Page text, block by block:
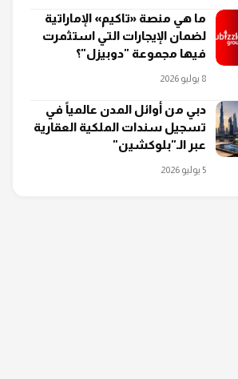
ما هي منصة «تاكيم» الإماراتية
لضمان الإيجارات التي استثمرت
فيها مجموعة "دوبيزل"؟
8 يوليو 2026
دبي من أوائل المدن عالمياً في
تسجيل سندات الملكية العقارية
عبر الـ"بلوكشين"
5 يوليو 2026